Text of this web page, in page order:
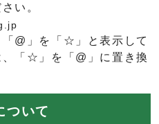
い。
@」を「☆」と表示して
「☆」を「@」に置き換
ついて